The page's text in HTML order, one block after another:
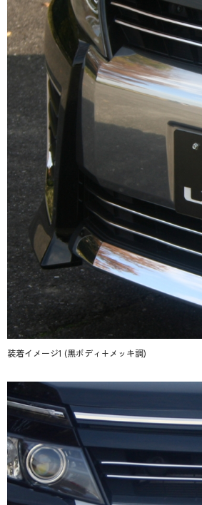
装着イメージ1 (黒ボディ+メッキ調)